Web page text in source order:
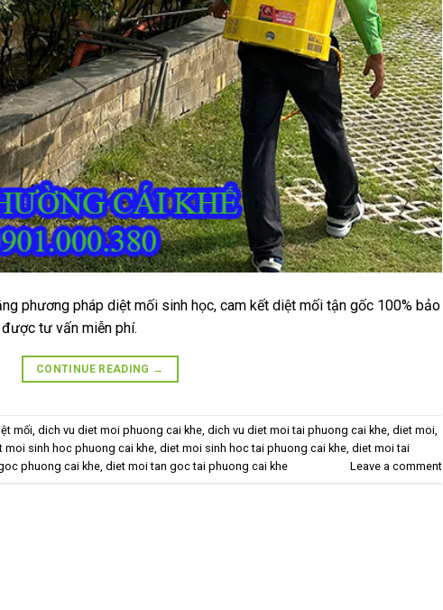
phương pháp diệt mối sinh học, cam kết diệt mối tận gốc 100% bảo
tư vấn miễn phí.
CONTINUE READING →
mối, dich vu diet moi phuong cai khe, dich vu diet moi tai phuong cai khe, diet moi,
moi sinh hoc phuong cai khe, diet moi sinh hoc tai phuong cai khe, diet moi tai
phuong cai khe, diet moi tan goc tai phuong cai khe Leave a comment